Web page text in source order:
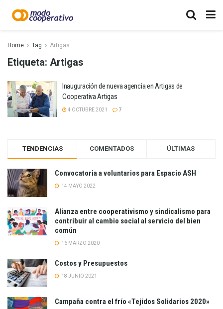
Home Tag Artigas
Etiqueta: Artigas
Inauguración de nueva agencia en Artigas de
Cooperativa Artigas
4 OCTUBRE 2021 7
TENDENCIAS COMENTADOS ÚLTIMAS
Convocatoria a voluntarios para Espacio ASH
14 MAYO 2022
Alianza entre cooperativismo y sindicalismo para
contribuir al cambio social al servicio del bien
común
16 MARZO 2020
Costos y Presupuestos
18 JUNIO 2021
Campaña contra el frío «Tejidos Solidarios 2020»